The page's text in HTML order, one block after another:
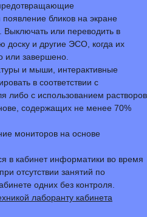
бликов на экране
Выключать или переводить в
доску и другие ЭСО, когда их
или завершено.
и мыши, интерактивные
в соответствии с
либо с использованием растворов
содержащих не менее 70%
мониторов на основе
в кабинет информатики во время
отсутствии занятий по
одних без контроля.
лаборанту кабинета